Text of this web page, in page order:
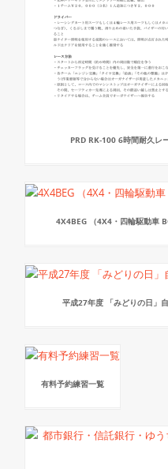
PRD RK-100 6時間耐久レ
4X4BEG （4X4・四輪駆動車
平成27年度 「みどりの日」
有料予約練習一覧